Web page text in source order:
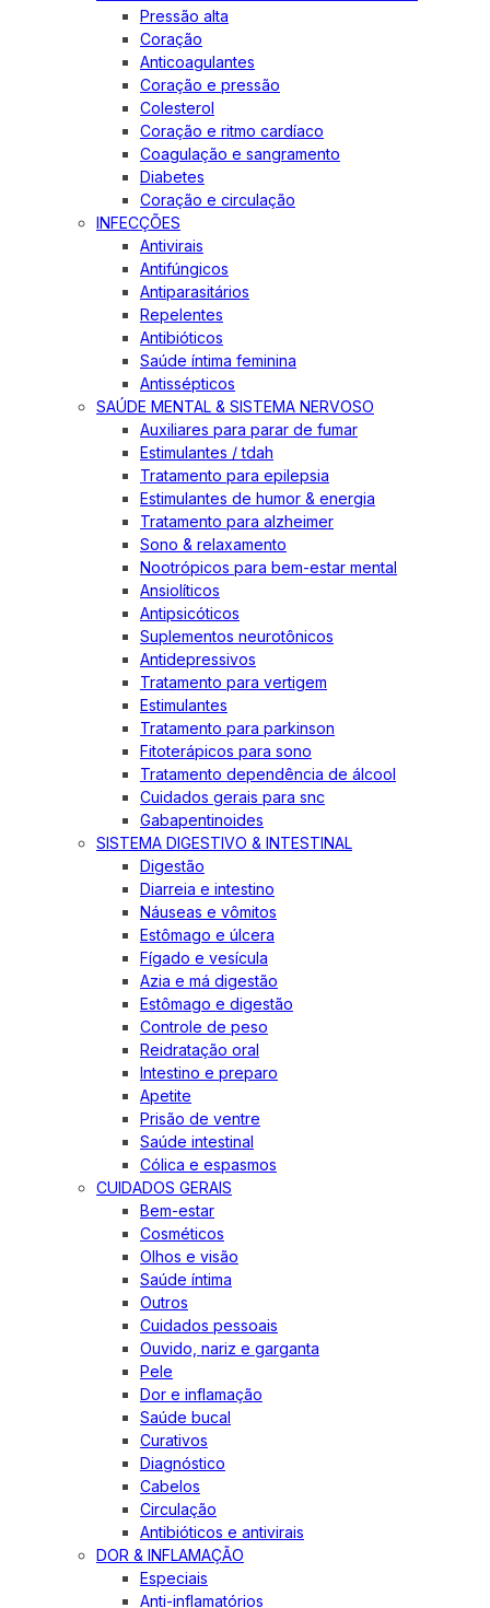
Pressão alta
Coração
Anticoagulantes
Coração e pressão
Colesterol
Coração e ritmo cardíaco
Coagulação e sangramento
Diabetes
Coração e circulação
INFECÇÕES
Antivirais
Antifúngicos
Antiparasitários
Repelentes
Antibióticos
Saúde íntima feminina
Antissépticos
SAÚDE MENTAL & SISTEMA NERVOSO
Auxiliares para parar de fumar
Estimulantes / tdah
Tratamento para epilepsia
Estimulantes de humor & energia
Tratamento para alzheimer
Sono & relaxamento
Nootrópicos para bem-estar mental
Ansiolíticos
Antipsicóticos
Suplementos neurotônicos
Antidepressivos
Tratamento para vertigem
Estimulantes
Tratamento para parkinson
Fitoterápicos para sono
Tratamento dependência de álcool
Cuidados gerais para snc
Gabapentinoides
SISTEMA DIGESTIVO & INTESTINAL
Digestão
Diarreia e intestino
Náuseas e vômitos
Estômago e úlcera
Fígado e vesícula
Azia e má digestão
Estômago e digestão
Controle de peso
Reidratação oral
Intestino e preparo
Apetite
Prisão de ventre
Saúde intestinal
Cólica e espasmos
CUIDADOS GERAIS
Bem-estar
Cosméticos
Olhos e visão
Saúde íntima
Outros
Cuidados pessoais
Ouvido, nariz e garganta
Pele
Dor e inflamação
Saúde bucal
Curativos
Diagnóstico
Cabelos
Circulação
Antibióticos e antivirais
DOR & INFLAMAÇÃO
Especiais
Anti-inflamatórios